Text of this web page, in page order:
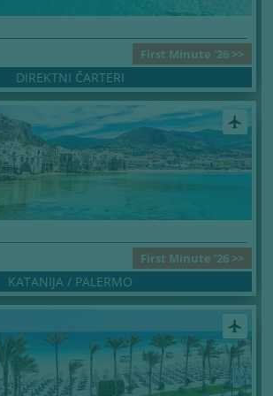
First Minute '26 >>
DIREKTNI ČARTERI
airplanemode_active
First Minute '26 >>
KATANIJA / PALERMO
airplanemode_active